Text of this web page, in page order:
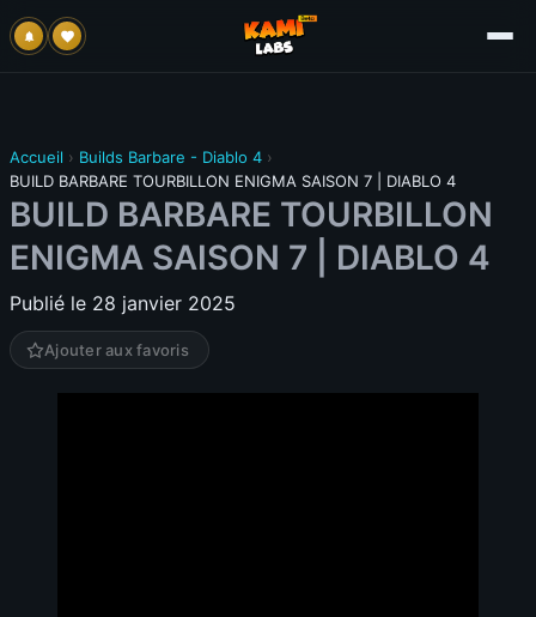
Accueil › Builds Barbare - Diablo 4 ›
BUILD BARBARE TOURBILLON ENIGMA SAISON 7 | DIABLO 4
BUILD BARBARE TOURBILLON
ENIGMA SAISON 7 | DIABLO 4
Publié le 28 janvier 2025
Ajouter aux favoris